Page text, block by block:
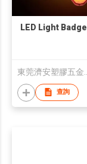
LED Light Badge
查詢